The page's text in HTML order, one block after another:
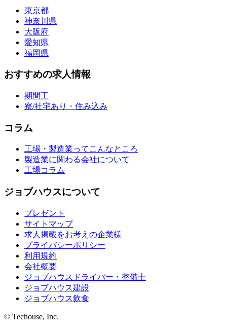
東京都
神奈川県
大阪府
愛知県
福岡県
おすすめの求人情報
期間工
寮/社宅あり・住み込み
コラム
工場・製造業ってこんなところ
製造業に関わる会社について
工場コラム
ジョブハウスについて
プレゼント
サイトマップ
求人掲載をお考えの企業様
プライバシーポリシー
利用規約
会社概要
ジョブハウスドライバー・整備士
ジョブハウス建設
ジョブハウス飲食
© Techouse, Inc.